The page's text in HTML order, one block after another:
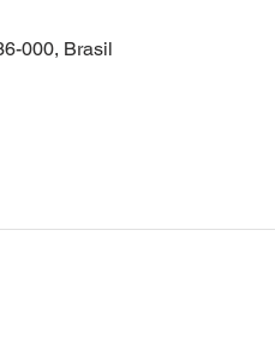
000, Brasil